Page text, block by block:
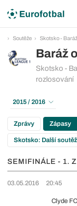
Soutěže Skotsko -
Baráž
Skotsko -
rozlosování
2015 / 2016
Zprávy Zápasy
Skotsko: Další
SEMIFINÁLE - 1.
03.05.2016 20:45
Clyde FC